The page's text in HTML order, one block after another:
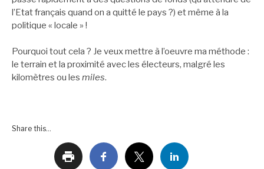
l’Etat français quand on a quitté le pays ?) et même à la
politique « locale » !
Pourquoi tout cela ? Je veux mettre à l’oeuvre ma méthode :
le terrain et la proximité avec les électeurs, malgré les
kilomètres ou les miles.
Share this...